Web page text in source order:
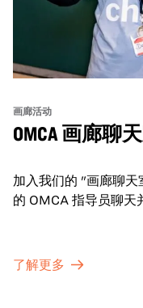
画廊活动
OMCA 画廊聊
加入我们的 "画廊聊
的 OMCA 指导员聊天
了解更多